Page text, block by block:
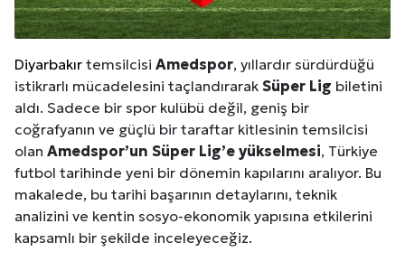
Diyarbakır temsilcisi Amedspor, yıllardır sürdürdüğü
istikrarlı mücadelesini taçlandırarak Süper Lig biletini
aldı. Sadece bir spor kulübü değil, geniş bir
coğrafyanın ve güçlü bir taraftar kitlesinin temsilcisi
olan Amedspor’un Süper Lig’e yükselmesi, Türkiye
futbol tarihinde yeni bir dönemin kapılarını aralıyor. Bu
makalede, bu tarihi başarının detaylarını, teknik
analizini ve kentin sosyo-ekonomik yapısına etkilerini
kapsamlı bir şekilde inceleyeceğiz.